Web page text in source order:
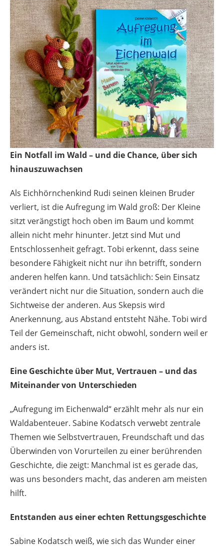
Ein Notfall im Wald – und die Chance, über sich
hinauszuwachsen
Als Eichhörnchenkind Rudi seinen kleinen Bruder
verliert, ist die Aufregung im Wald groß: Der Kleine
sitzt verängstigt hoch oben im Baum und kommt
allein nicht mehr hinunter. Jetzt sind Mut und
Entschlossenheit gefragt. Tobi erkennt, dass seine
besondere Fähigkeit nicht nur ihn betrifft, sondern
anderen helfen kann. Und tatsächlich: Sein Einsatz
verändert nicht nur die Situation, sondern auch die
Sichtweise der anderen. Aus Skepsis wird
Anerkennung, aus Abstand entsteht Nähe. Tobi wird
Teil der Gemeinschaft, nicht obwohl, sondern weil er
anders ist.
Eine Geschichte über Mut, Vertrauen – und das
Miteinander von Unterschieden
„Aufregung im Eichenwald“ erzählt mehr als nur ein
Waldabenteuer. Sabine Kodatsch verwebt zentrale
Themen wie Selbstvertrauen, Freundschaft und das
Überwinden von Vorurteilen zu einer berührenden
Geschichte, die zeigt: Manchmal ist es gerade das,
was uns besonders macht, das anderen am meisten
hilft.
Entstanden aus einer echten Rettungsgeschichte
Sabine Kodatsch weiß, wie sich das Wunder einer